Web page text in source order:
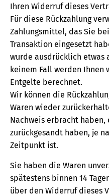
Ihren Widerruf dieses
Für diese Rückzahlung
Zahlungsmittel, das Sie
Transaktion eingesetzt
wurde ausdrücklich etwas
keinem Fall werden Ihnen
Entgelte berechnet.
Wir können die
Waren wieder
Nachweis erbracht haben,
zurückgesandt haben, je
Zeitpunkt ist.
Sie haben die Waren
spätestens binnen 14
über den Widerruf dieses